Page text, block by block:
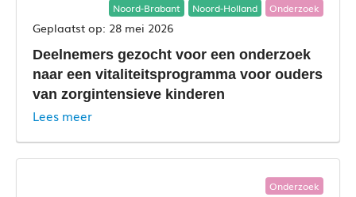
Noord-Brabant Noord-Holland Onderzoek
28 mei 2026
Deelnemers gezocht voor een onderzoek
naar een vitaliteitsprogramma voor ouders
van zorgintensieve kinderen
Lees meer
Onderzoek